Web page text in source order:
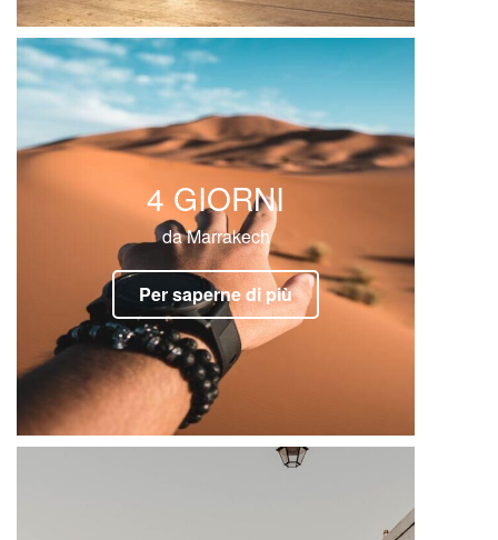
4 GIORNI
da Marrakech
Per saperne di più